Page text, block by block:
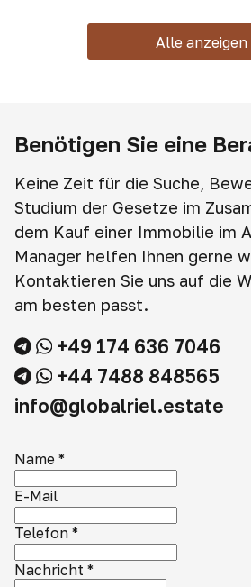
Alle anzeigen
Benötigen Sie eine
Keine Zeit für die Suche,
Studium der Gesetze im
dem Kauf einer Immobilie im
Manager helfen Ihnen gerne
Kontaktieren Sie uns auf die
am besten passt.
+49 174 636 7046
+44 7488 848565
info@globalriel.estate
Name *
E-Mail
Telefon *
Nachricht *